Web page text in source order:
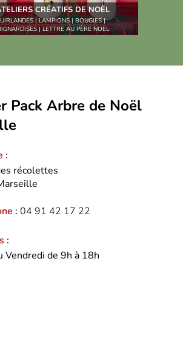
CRÉATIFS DE NOËL
| LAMPIONS | BOUGIES |
| LETTRE AU PÈRE NOËL
Pack Arbre de Noël
:
récolettes
: 04 91 42 17 22
:
Vendredi de 9h à 18h